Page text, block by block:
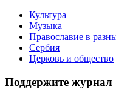
Культура
Музыка
Православие в
Сербия
Церковь и общество
Поддержите